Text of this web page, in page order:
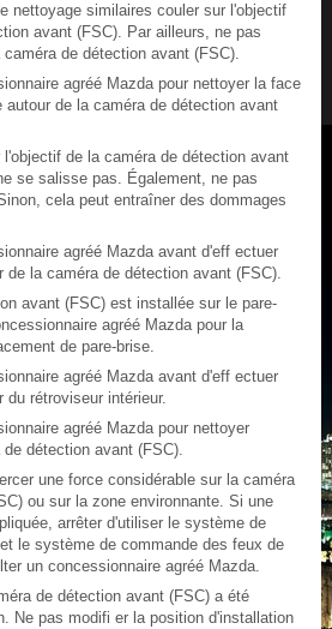
nettoyage similaires couler sur l'objectif
avant (FSC). Par ailleurs, ne pas
de détection avant (FSC).
agréé Mazda pour nettoyer la face
autour de la caméra de détection avant
de la caméra de détection avant
se salisse pas. Également, ne pas
cela peut entraîner des dommages
agréé Mazda avant d'eff ectuer
de la caméra de détection avant (FSC).
avant (FSC) est installée sur le pare-
agréé Mazda pour la
de pare-brise.
agréé Mazda avant d'eff ectuer
du rétroviseur intérieur.
agréé Mazda pour nettoyer
détection avant (FSC).
une force considérable sur la caméra
ou sur la zone environnante. Si une
arrêter d'utiliser le système de
le système de commande des feux de
un concessionnaire agréé Mazda.
de détection avant (FSC) a été
Ne pas modifi er la position d'installation